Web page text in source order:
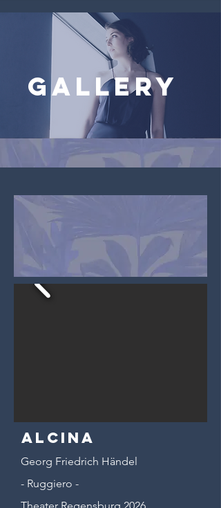
Gallery
ALCINA
Georg Friedrich Händel
- Ruggiero -